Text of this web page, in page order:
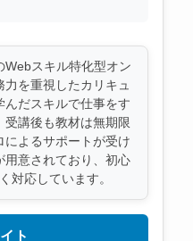
Webスキル特化型オン
を重視したカリキュ
んだスキルで仕事をす
受講後も教材は無期限
によるサポートが受け
用意されており、初心
対応しています。
ト